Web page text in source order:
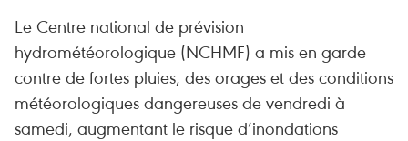
Le Centre national de prévision
hydrométéorologique (NCHMF) a mis en garde
contre de fortes pluies, des orages et des conditions
météorologiques dangereuses de vendredi à
samedi, augmentant le risque d’inondations